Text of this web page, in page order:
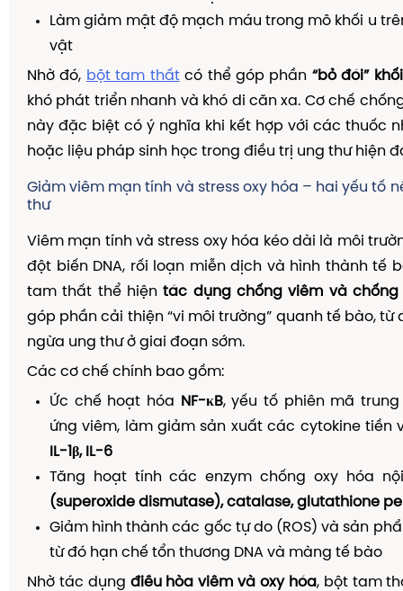
Làm giảm mật độ mạch máu trong mô khối u
vật
Nhờ đó, bột tam thấtcó thể góp phần “bỏ đói”
khó phát triển nhanh và khó di căn xa. Cơ chế
này đặc biệt có ý nghĩa khi kết hợp với các thuốc
hoặc liệu pháp sinh học trong điều trị ung thư hiện
Giảm viêm mạn tính và stress oxy hóa – hai yếu tố
thư
Viêm mạn tính và stress oxy hóa kéo dài là môi
đột biến DNA, rối loạn miễn dịch và hình thành tế
tam thất thể hiệntác dụng chống viêm và chống
góp phần cải thiện “vi môi trường” quanh tế bào, từ
ngừa ung thư ở giai đoạn sớm.
Các cơ chế chính bao gồm:
Ức chế hoạt hóa
NF-κB, yếu tố phiên mã
ứng viêm, làm giảm sản xuất các cytokine tiền
IL-1β, IL-6
Tăng hoạt tính các enzym chống oxy hóa
(superoxide dismutase), catalase, glutathione
Giảm hình thành các gốc tự do (ROS) và sản
từ đó hạn chế tổn thương DNA và màng tế bào
Nhờ tác dụng điều hòa viêm và oxy hóa, bột tam